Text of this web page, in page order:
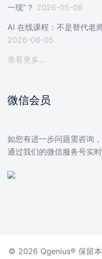
一现”？ 2026-05-08
AI 在线课程：不是替代老
2026-06-05
查看更多…
微信会员
如您有进一步问题需咨询
通过我们的微信服务号实
© 2026 Qgenius® 保留本